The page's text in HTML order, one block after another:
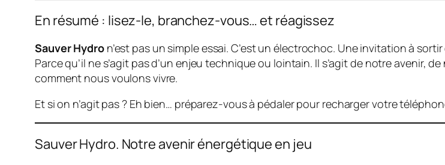
En résumé : lisez-le, branchez-vous… et réagissez
Sauver Hydron’est pas un simple essai. C’est un électrochoc. Une invitation à
Parce qu’il ne s’agit pas d’un enjeu technique ou lointain. Il s’agit de notre avenir,
comment nous voulons vivre.
Et si on n’agit pas ? Eh bien… préparez-vous à pédaler pour recharger votre
Sauver Hydro. Notre avenir énergétique en jeu